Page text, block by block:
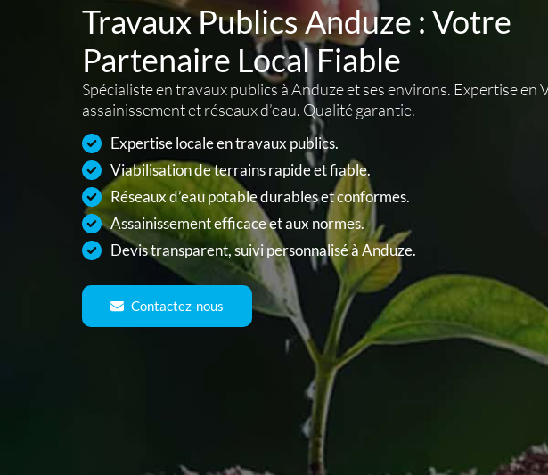
Travaux Publics Anduze : Votre
Partenaire Local Fiable
Spécialiste en travaux publics à Anduze et ses environs. Expertise en
assainissement et réseaux d’eau. Qualité garantie.
Expertise locale en travaux publics.
Viabilisation de terrains rapide et fiable.
Réseaux d’eau potable durables et conformes.
Assainissement efficace et aux normes.
Devis transparent, suivi personnalisé à Anduze.
Contactez-nous